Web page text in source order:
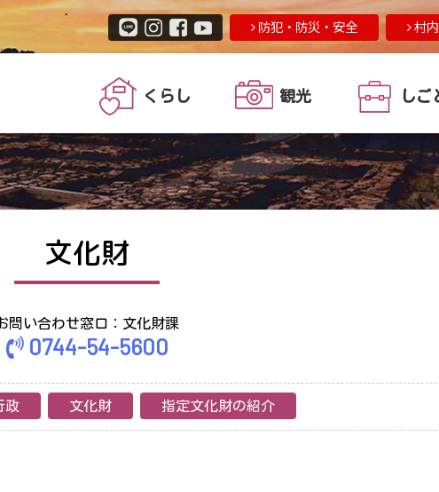
くらし 観光 しご
村
防犯・防災・安全
文化財
問い合わせ窓口：文化財課
0744-54-5600
政 文化財 指定文化財の紹介